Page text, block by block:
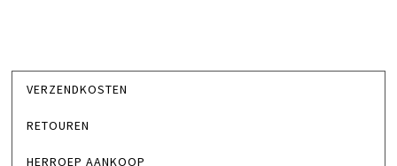
VERZENDKOSTEN
RETOUREN
HERROEP AANKOOP